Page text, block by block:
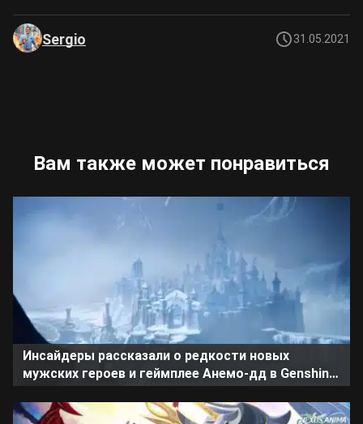
Sergio 31.05.2021
Вам также может понравиться
Инсайдеры рассказали о редкости новых
мужских героев и геймплее Анемо-дд в Genshin
Impact